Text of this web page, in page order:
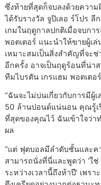
ซึ่งท้ายที่สุดก็จบลงด้วยควา
ได้รับรางวัล จูปิเลอ ร์โปร
เกมในฤดูกาลปกติเมื่อจบกา
พอตเตอร์ แนะนำให้ขายผู้เ
เหมาะสมเป็นสิ่งสำคัญที่จะ
อีกครั้ง อาจเป็นฤดูร้อนที่น่า
ทีมไบรตัน เกรแฮม พอตเต
“ฉันจะไม่บ่นเกี่ยวกับการมีผู้
50 ล้านปอนด์แน่นอน คุณรู้เ
ที่สุดของคุณไว้ ฉันเข้าใจว่า
ผล
“แต่ ฟุตบอลมีลำดับชั้นและค
สามารถนั่งที่นี่และพูดว่า ‘ใช่
ระหว่างเวลานี้ถึงห้าปี’ เพร